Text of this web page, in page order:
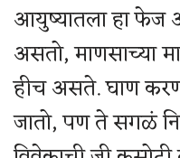
आयुष्यातला हा फेज
असतो, माणसाच्या
हीच असते. घाण
जातो, पण ते सगळं